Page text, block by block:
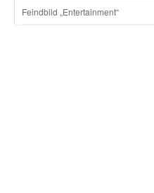
Feindbild „Entertainment“